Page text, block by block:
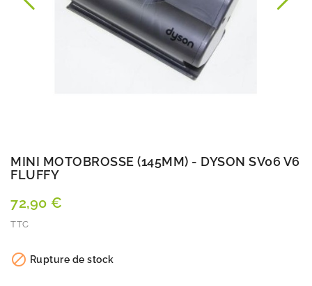
MINI MOTOBROSSE (145MM) - DYSON SV06 V6
FLUFFY
72,90 €
TTC
 Rupture de stock